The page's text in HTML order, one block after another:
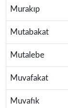
Murakıp
Mutabakat
Mutalebe
Muvafakat
Muvafık